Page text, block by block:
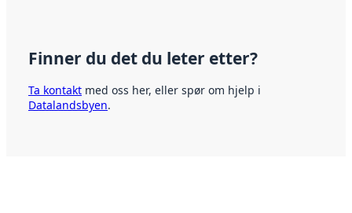
Finner du det du leter etter?
Ta kontakt med oss her, eller spør om hjelp i
Datalandsbyen.